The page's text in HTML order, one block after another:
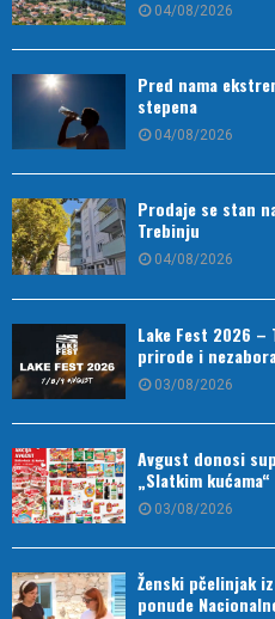
04/08/2026
Pred nama
stepena
04/08/2026
Prodaje se stan
Trebinju
04/08/2026
Lake Fest 2026 –
prirode i
03/08/2026
Avgust donosi
„Slatkim kućama“
03/08/2026
Ženski pčelinjak
ponude